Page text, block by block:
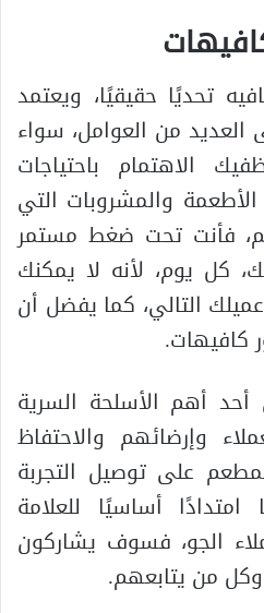
تحديًا حقيقيًا، ويعتمد
من العوامل، سواء
الاهتمام باحتياجات
والمشروبات التي
فأنت تحت ضغط مستمر
كل يوم، لأنه لا يمكنك
التالي، كما يفضل أن
كافيهات.
أحد أهم الأسلحة السرية
وإرضائهم والاحتفاظ
على توصيل التجربة
امتدادًا أساسيًا للعلامة
الجو، فسوف يشاركون
من يتابعهم.